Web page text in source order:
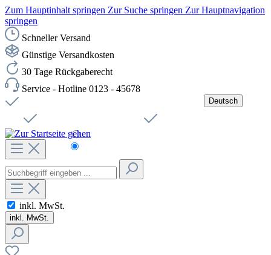
Zum Hauptinhalt springen Zur Suche springen Zur Hauptnavigation
springen
Schneller Versand
Günstige Versandkosten
30 Tage Rückgaberecht
Service - Hotline 0123 - 45678
Deutsch
Čeština
inkl. MwSt.
inkl. MwSt.